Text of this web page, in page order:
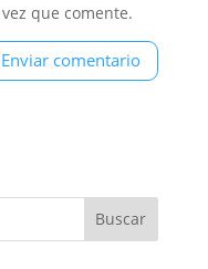
que comente.